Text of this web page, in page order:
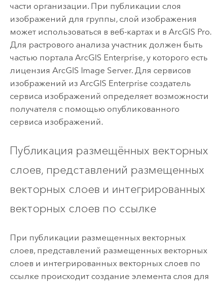
части организации. При публикации слоя
изображений для группы, слой изображения
может использоваться в веб-картах и в ArcGIS Pro.
Для растрового анализа участник должен быть
частью портала ArcGIS Enterprise, у которого есть
лицензия ArcGIS Image Server. Для сервисов
изображений из ArcGIS Enterprise создатель
сервиса изображений определяет возможности
получателя с помощью опубликованного
сервиса изображений.
Публикация размещённых векторных
слоев, представлений размещенных
векторных слоев и интегрированных
векторных слоев по ссылке
При публикации размещенных векторных
слоев, представлений размещенных векторных
слоев и интегрированных векторных слоев по
ссылке происходит создание элемента слоя для